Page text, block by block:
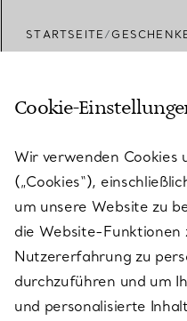
STARTSEITE
E-MAIL
Cookie-
Wir verwenden Cookies
(„Cookies“),
um unsere Website zu
die Website-Funktionen
Nutzererfahrung zu
durchzuführen und um
und personalisierte